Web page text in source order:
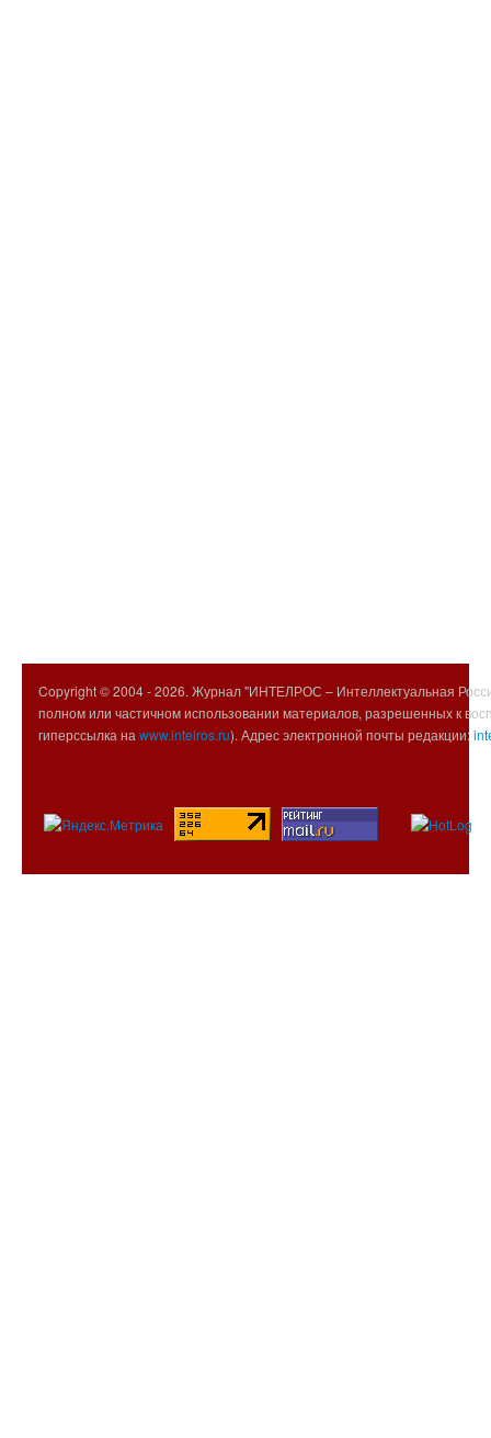
Copyright © 2004 -2026. Журнал "ИНТЕЛРОС – Интеллектуальная
полном или частичном использовании материалов, разрешенных к
гиперссылка на www.intelros.ru). Адрес электронной почты редакции: